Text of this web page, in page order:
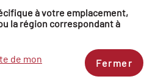
à votre emplacement,
la région correspondant à
de mon Fermer